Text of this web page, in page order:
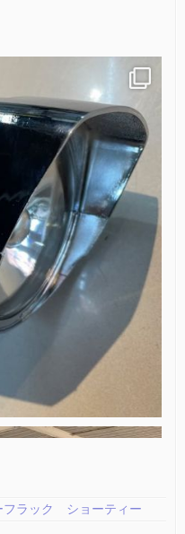
フラック ショーティー